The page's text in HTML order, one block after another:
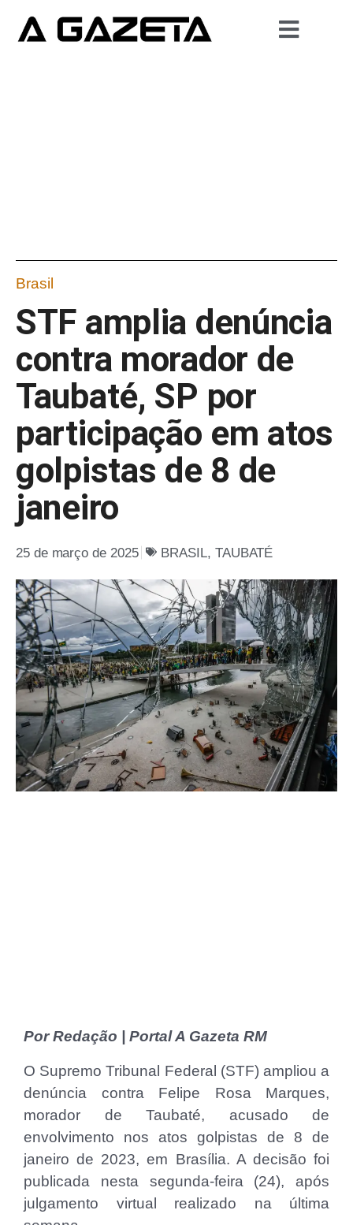
Brasil
STF amplia denúncia
contra morador de
Taubaté, SP por
participação em atos
golpistas de 8 de
janeiro
25 de março de 2025 BRASIL, TAUBATÉ
Por Redação | Portal A Gazeta RM
O Supremo Tribunal Federal (STF) ampliou a
denúncia contra Felipe Rosa Marques,
morador de Taubaté, acusado de
envolvimento nos atos golpistas de 8 de
janeiro de 2023, em Brasília. A decisão foi
publicada nesta segunda-feira (24), após
julgamento virtual realizado na última